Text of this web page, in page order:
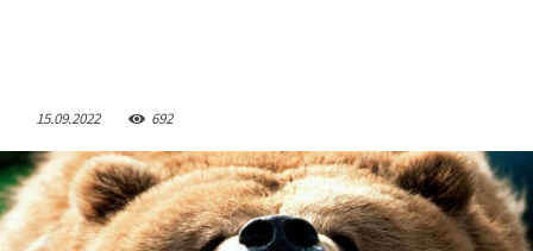
15.09.2022 692